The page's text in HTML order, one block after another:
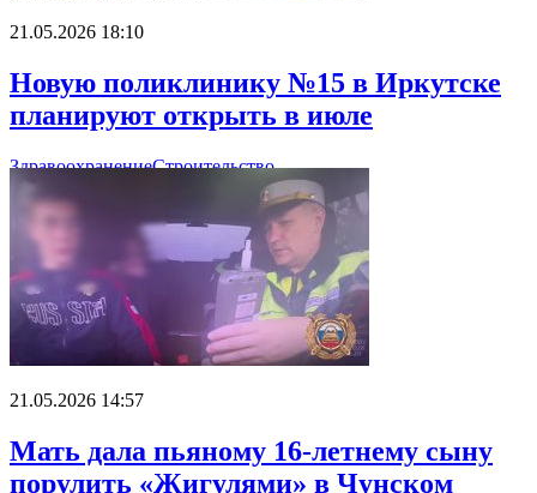
21.05.2026 18:10
Новую поликлинику №15 в Иркутске
планируют открыть в июле
ЗдравоохранениеСтроительство
21.05.2026 14:57
Мать дала пьяному 16-летнему сыну
порулить «Жигулями» в Чунском